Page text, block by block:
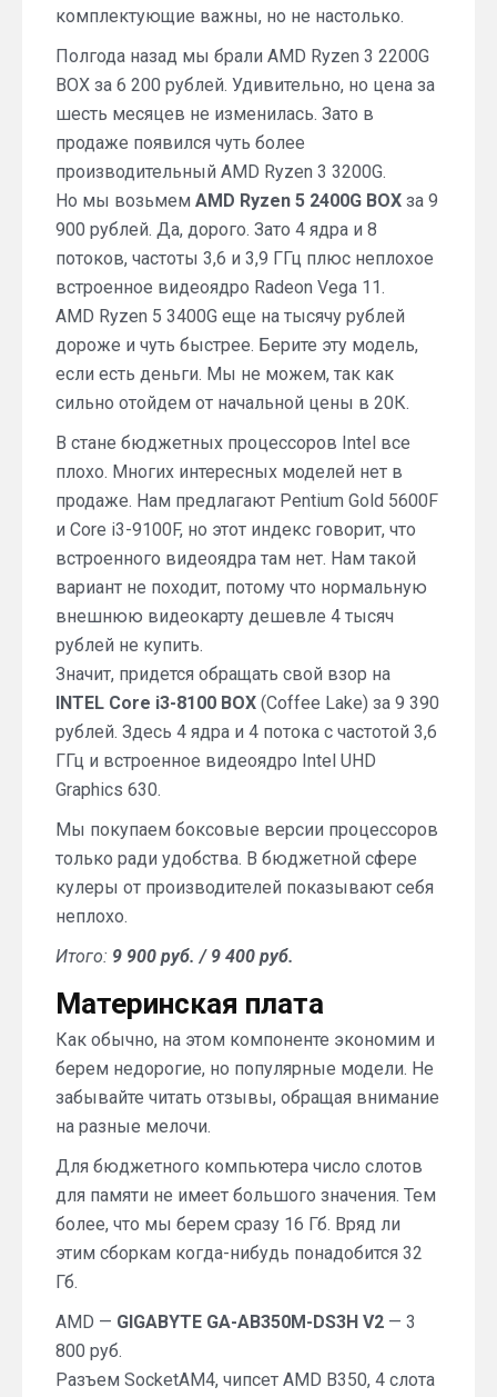
комплектующие важны, но не настолько.
Полгода назад мы брали AMD Ryzen 3 2200G
BOX за 6 200 рублей. Удивительно, но цена за
шесть месяцев не изменилась. Зато в
продаже появился чуть более
производительный AMD Ryzen 3 3200G.
Но мы возьмем AMD Ryzen 5 2400G BOX за 9
900 рублей. Да, дорого. Зато 4 ядра и 8
потоков, частоты 3,6 и 3,9 ГГц плюс неплохое
встроенное видеоядро Radeon Vega 11.
AMD Ryzen 5 3400G еще на тысячу рублей
дороже и чуть быстрее. Берите эту модель,
если есть деньги. Мы не можем, так как
сильно отойдем от начальной цены в 20К.
В стане бюджетных процессоров Intel все
плохо. Многих интересных моделей нет в
продаже. Нам предлагают Pentium Gold 5600F
и Core i3-9100F, но этот индекс говорит, что
встроенного видеоядра там нет. Нам такой
вариант не походит, потому что нормальную
внешнюю видеокарту дешевле 4 тысяч
рублей не купить.
Значит, придется обращать свой взор на
INTEL Core i3-8100 BOX (Coffee Lake) за 9 390
рублей. Здесь 4 ядра и 4 потока с частотой 3,6
ГГц и встроенное видеоядро Intel UHD
Graphics 630.
Мы покупаем боксовые версии процессоров
только ради удобства. В бюджетной сфере
кулеры от производителей показывают себя
неплохо.
Итого: 9 900 руб. / 9 400 руб.
Материнская плата
Как обычно, на этом компоненте экономим и
берем недорогие, но популярные модели. Не
забывайте читать отзывы, обращая внимание
на разные мелочи.
Для бюджетного компьютера число слотов
для памяти не имеет большого значения. Тем
более, что мы берем сразу 16 Гб. Вряд ли
этим сборкам когда-нибудь понадобится 32
Гб.
AMD — GIGABYTE GA-AB350M-DS3H V2 — 3
800 руб.
Разъем SocketAM4, чипсет AMD B350, 4 слота